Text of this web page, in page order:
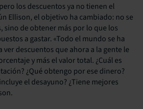
los descuentos ya no tienen el
Ellison, el objetivo ha cambiado: no se
sino de obtener más por lo que los
a gastar. «Todo el mundo se ha
descuentos que ahora a la gente le
y más el valor total. ¿Cuál es
¿Qué obtengo por ese dinero?
el desayuno? ¿Tiene mejores